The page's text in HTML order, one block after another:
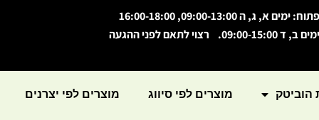
פתוח: ימים א, ג, ה 09:00-13:00, 16:00-18:00
ימים ב, ד 09:00-15:00. רצוי לתאם לפני ההגעה
הוביטק מוצרים לפי סיווג מוצרים לפי יצרנים